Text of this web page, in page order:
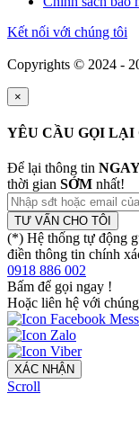
Kết nối với chúng tôi
Copyrights © 2024 -
×
YÊU CẦU GỌI LẠI
Để lại thông tin
thời gian SỚM nhất!
TƯ VẤN CHO TÔI
(*) Hệ thống tự động
điền thông tin chính
0918 886 002
Bấm để gọi ngay !
Hoặc liên hệ với
XÁC NHẬN
Scroll